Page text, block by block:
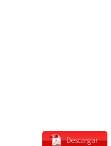
Descargar